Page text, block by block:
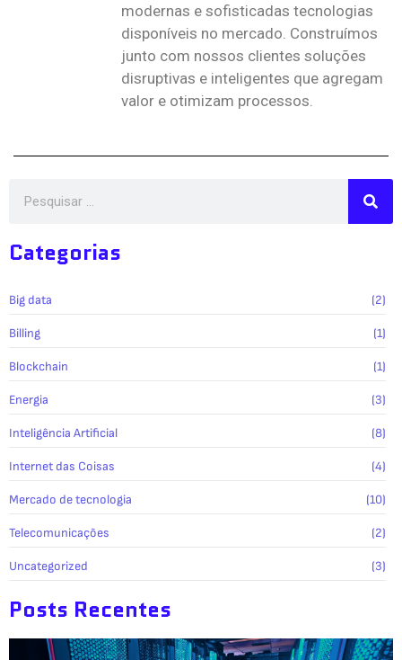
modernas e sofisticadas tecnologias
disponíveis no mercado. Construímos
junto com nossos clientes soluções
disruptivas e inteligentes que agregam
valor e otimizam processos.
Categorias
Big data (2)
Billing (1)
Blockchain (1)
Energia (3)
Inteligência Artificial (8)
Internet das Coisas (4)
Mercado de tecnologia (10)
Telecomunicações (2)
Uncategorized (3)
Posts Recentes